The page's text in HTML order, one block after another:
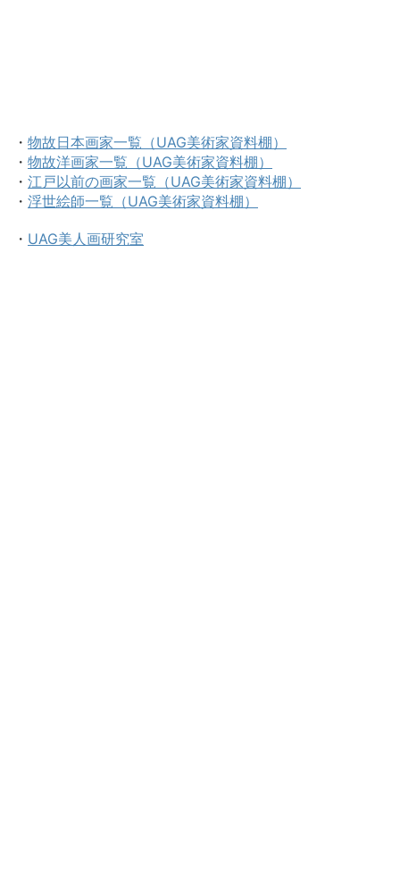
・ 物故日本画家一覧（UAG美術家資料棚）
・ 物故洋画家一覧（UAG美術家資料棚）
・ 江戸以前の画家一覧（UAG美術家資料棚）
・ 浮世絵師一覧（UAG美術家資料棚）
・ UAG美人画研究室